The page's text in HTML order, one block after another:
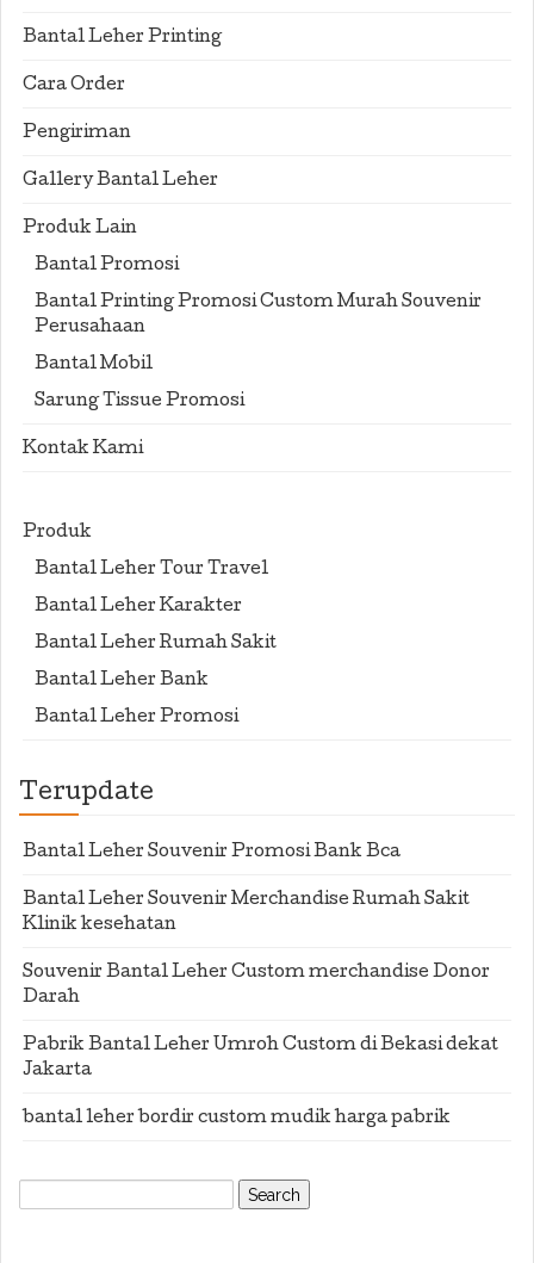
Bantal Leher Printing
Cara Order
Pengiriman
Gallery Bantal Leher
Produk Lain
Bantal Promosi
Bantal Printing Promosi Custom Murah Souvenir
Perusahaan
Bantal Mobil
Sarung Tissue Promosi
Kontak Kami
Produk
Bantal Leher Tour Travel
Bantal Leher Karakter
Bantal Leher Rumah Sakit
Bantal Leher Bank
Bantal Leher Promosi
Terupdate
Bantal Leher Souvenir Promosi Bank Bca
Bantal Leher Souvenir Merchandise Rumah Sakit
Klinik kesehatan
Souvenir Bantal Leher Custom merchandise Donor
Darah
Pabrik Bantal Leher Umroh Custom di Bekasi dekat
Jakarta
bantal leher bordir custom mudik harga pabrik
Search
for: